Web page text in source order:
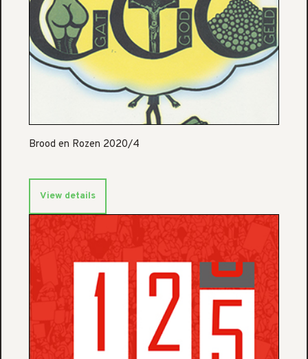
Brood en Rozen 2020/4
View details